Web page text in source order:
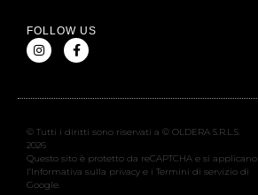
FOLLOW US
© Tutti i diritti sono riservati a © OLDERA S.R.L.S.
2026
Questo sito è protetto da reCAPTCHA e si applicano
l’Informativa sulla privacy e i Termini di servizio di
Google.